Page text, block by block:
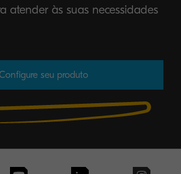
atender às suas necessidades
seu produto